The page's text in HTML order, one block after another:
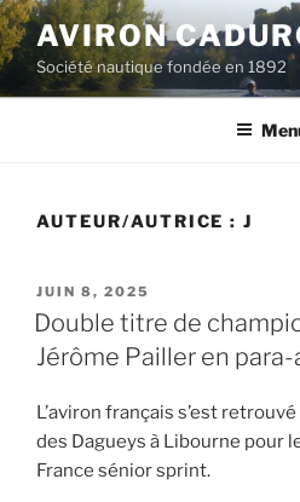
Aller
au
contenu
principal
AVIRON
Société nautique fondée en 1892
AUTEUR/AUTRICE :J
PUBLIÉ
LE
JUIN 8, 2025
Double titre de
Jérôme Pailler en
L’aviron français s’est
des Dagueys à Libourne pour
France sénior sprint.